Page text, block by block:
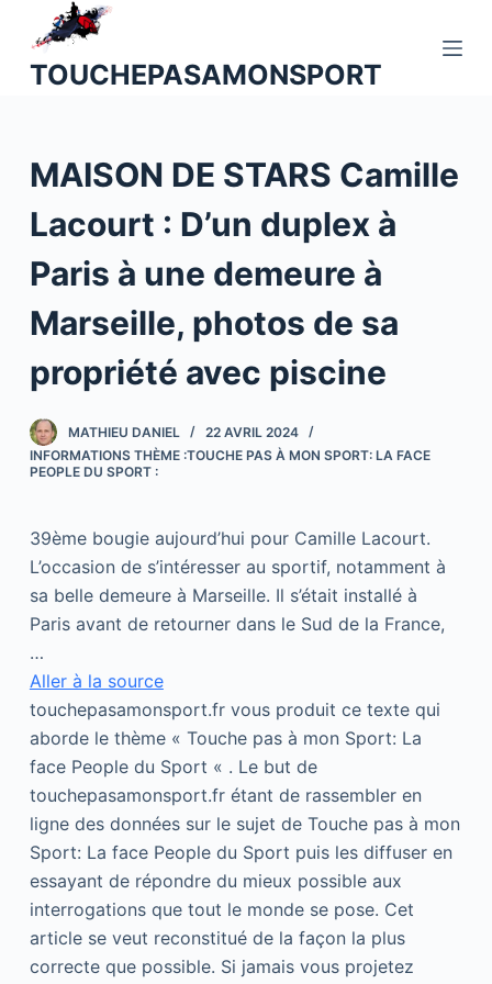
o
n
e
n
u
TOUCHEPASAMONSPORT
MAISON DE STARS Camille
Lacourt : D’un duplex à
Paris à une demeure à
Marseille, photos de sa
propriété avec piscine
MATHIEU DANIEL
22 AVRIL 2024
INFORMATIONS THÈME :TOUCHE PAS À MON SPORT: LA FACE
PEOPLE DU SPORT :
39ème bougie aujourd’hui pour Camille Lacourt.
L’occasion de s’intéresser au sportif, notamment à
sa belle demeure à Marseille. Il s’était installé à
Paris avant de retourner dans le Sud de la France,
…
Aller à la source
touchepasamonsport.fr vous produit ce texte qui
aborde le thème « Touche pas à mon Sport: La
face People du Sport « . Le but de
touchepasamonsport.fr étant de rassembler en
ligne des données sur le sujet de Touche pas à mon
Sport: La face People du Sport puis les diffuser en
essayant de répondre du mieux possible aux
interrogations que tout le monde se pose. Cet
article se veut reconstitué de la façon la plus
correcte que possible. Si jamais vous projetez